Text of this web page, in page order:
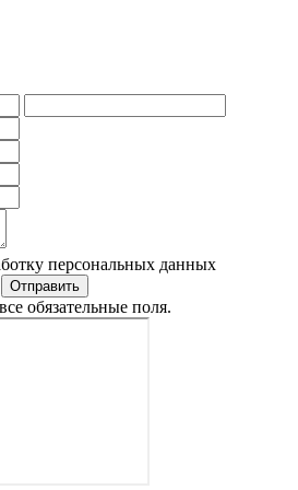
персональных данных
обязательные поля.